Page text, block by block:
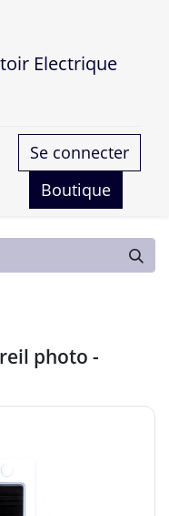
Electrique
Se connecter
Boutique
photo -